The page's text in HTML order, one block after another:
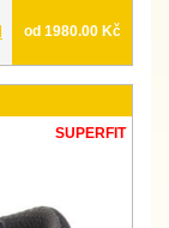
od 1980.00 Kč
SUPERFIT